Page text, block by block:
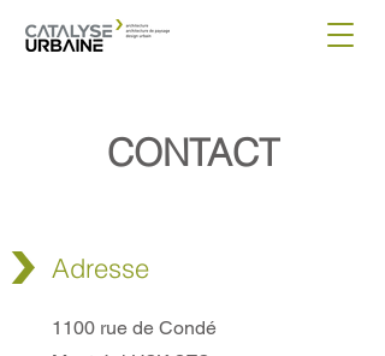
CONTACT
Adresse
1100 rue de Condé